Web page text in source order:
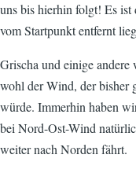
uns bis hierhin folgt! Es ist
vom Startpunkt entfernt
Grischa und einige
wohl der Wind, der bisher
würde. Immerhin haben
bei Nord-Ost-Wind
weiter nach Norden fährt.